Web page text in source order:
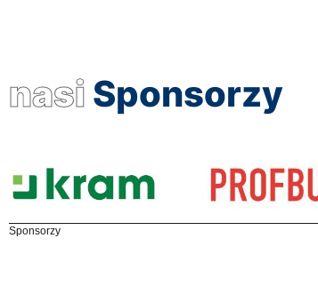
nasi Sponsorzy
Sponsorzy